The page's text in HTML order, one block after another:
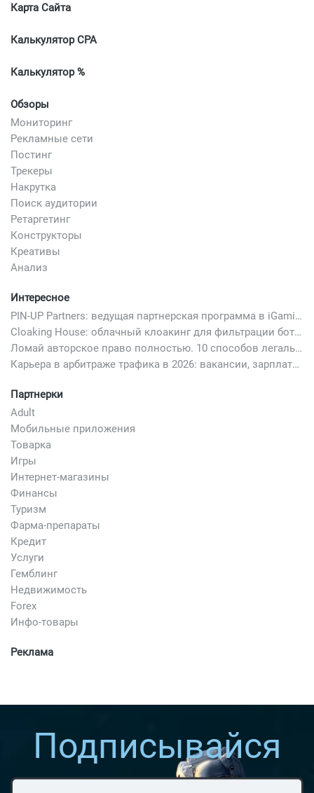
Карта Сайта
Калькулятор CPA
Калькулятор %
Обзоры
Мониторинг
Рекламные сети
Постинг
Трекеры
Накрутка
Поиск аудитории
Ретаргетинг
Конструкторы
Креативы
Анализ
Интересное
PIN-UP Partners: ведущая партнерская программа в iGaming
Cloaking House: облачный клоакинг для фильтрации ботов FB и Google Ads — гайд PHP-интеграции 2026
Ломай авторское право полностью. 10 способов легально добавить любимый трек в свой креатив
Карьера в арбитраже трафика в 2026: вакансии, зарплаты и как начать
Партнерки
Adult
Мобильные приложения
Товарка
Игры
Интернет-магазины
Финансы
Туризм
Фарма-препараты
Кредит
Услуги
Гемблинг
Недвижимость
Forex
Инфо-товары
Реклама
Подписывайся